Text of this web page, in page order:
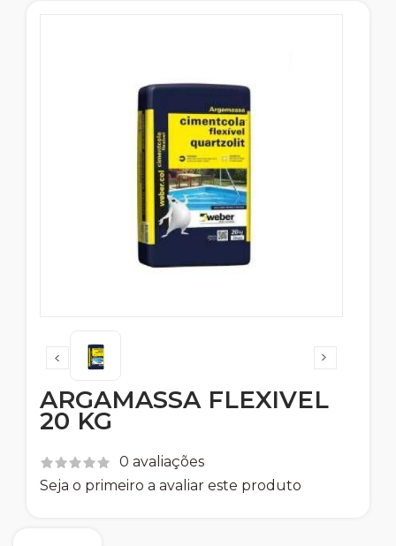
ARGAMASSA FLEXIVEL
20 KG
0 avaliações
Seja o primeiro a avaliar este produto